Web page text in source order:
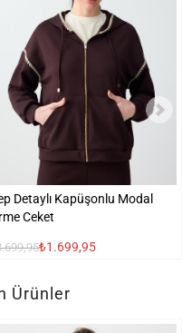
Detaylı Kapüşonlu Modal
Ceket
₺1.699,95
Ürünler